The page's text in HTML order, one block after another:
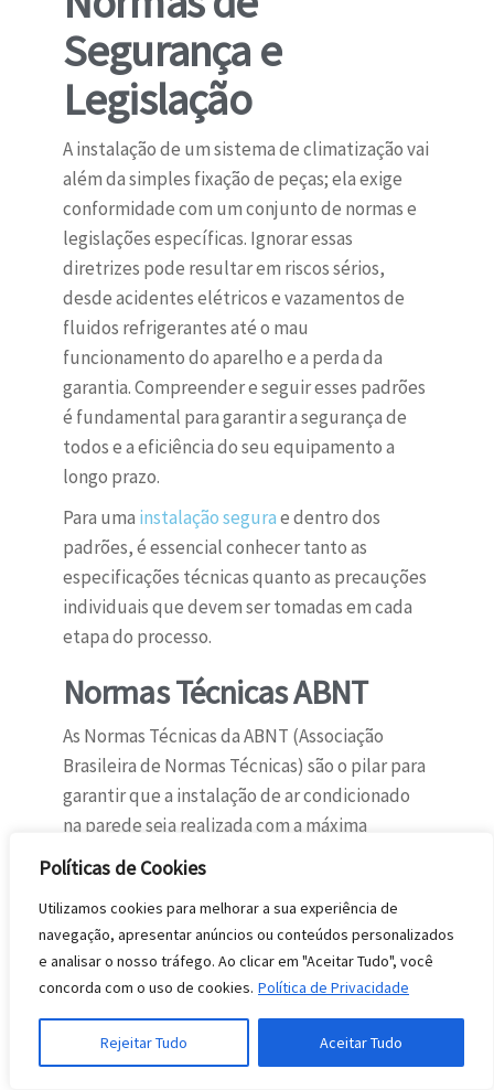
Políticas de Cookies
Utilizamos cookies para melhorar a sua experiência de
navegação, apresentar anúncios ou conteúdos personalizados
e analisar o nosso tráfego. Ao clicar em "Aceitar Tudo", você
concorda com o uso de cookies. Política de Privacidade
Rejeitar Tudo Aceitar Tudo
Segurança e
Legislação
A instalação de um sistema de climatização vai
além da simples fixação de peças; ela exige
conformidade com um conjunto de normas e
legislações específicas. Ignorar essas
diretrizes pode resultar em riscos sérios,
desde acidentes elétricos e vazamentos de
fluidos refrigerantes até o mau
funcionamento do aparelho e a perda da
garantia. Compreender e seguir esses padrões
é fundamental para garantir a segurança de
todos e a eficiência do seu equipamento a
longo prazo.
Para uma instalação segurae dentro dos
padrões, é essencial conhecer tanto as
especificações técnicas quanto as precauções
individuais que devem ser tomadas em cada
etapa do processo.
Normas Técnicas ABNT
As Normas Técnicas da ABNT (Associação
Brasileira de Normas Técnicas) são o pilar para
garantir que a instalação de ar condicionado
na parede seja realizada com a máxima
segurança e eficiência. Elas estabelecem
desde a escolha dos materiais até os
procedimentos de conexão e teste. A
aderência a essas normas assegura que o
riscos de acidentes e contribui para a
durabilidade do aparelho.